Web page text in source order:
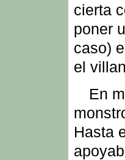
cierta
poner
caso)
el
En
Hasta